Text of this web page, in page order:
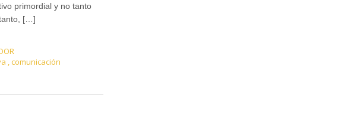
primordial y no tanto
[…]
,comunicación